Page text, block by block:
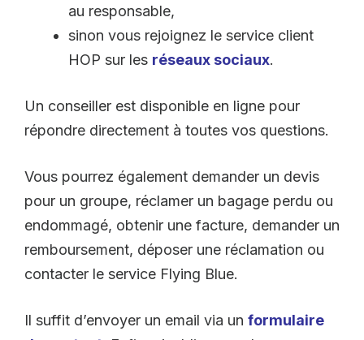
au responsable,
sinon vous rejoignez le service client
HOP sur les réseaux sociaux.
Un conseiller est disponible en ligne pour
répondre directement à toutes vos questions.
Vous pourrez également demander un devis
pour un groupe, réclamer un bagage perdu ou
endommagé, obtenir une facture, demander un
remboursement, déposer une réclamation ou
contacter le service Flying Blue.
Il suffit d’envoyer un email via un formulaire